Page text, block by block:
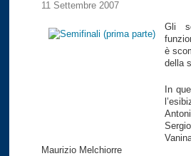
11 Settembre 2007
Gli
è
della
In
Maurizio Melchiorre